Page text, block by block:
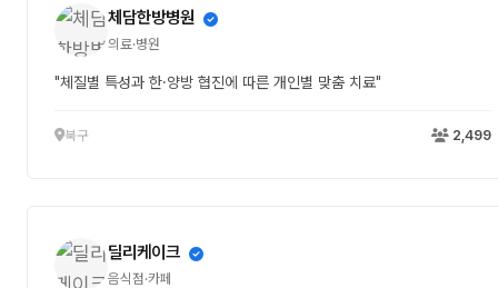
체담한방병원
의료·병원
"체질별 특성과 한·양방 협진에 따른 개인별 맞춤 치료"
북구 2,499
딜리케이크
음식점·카페